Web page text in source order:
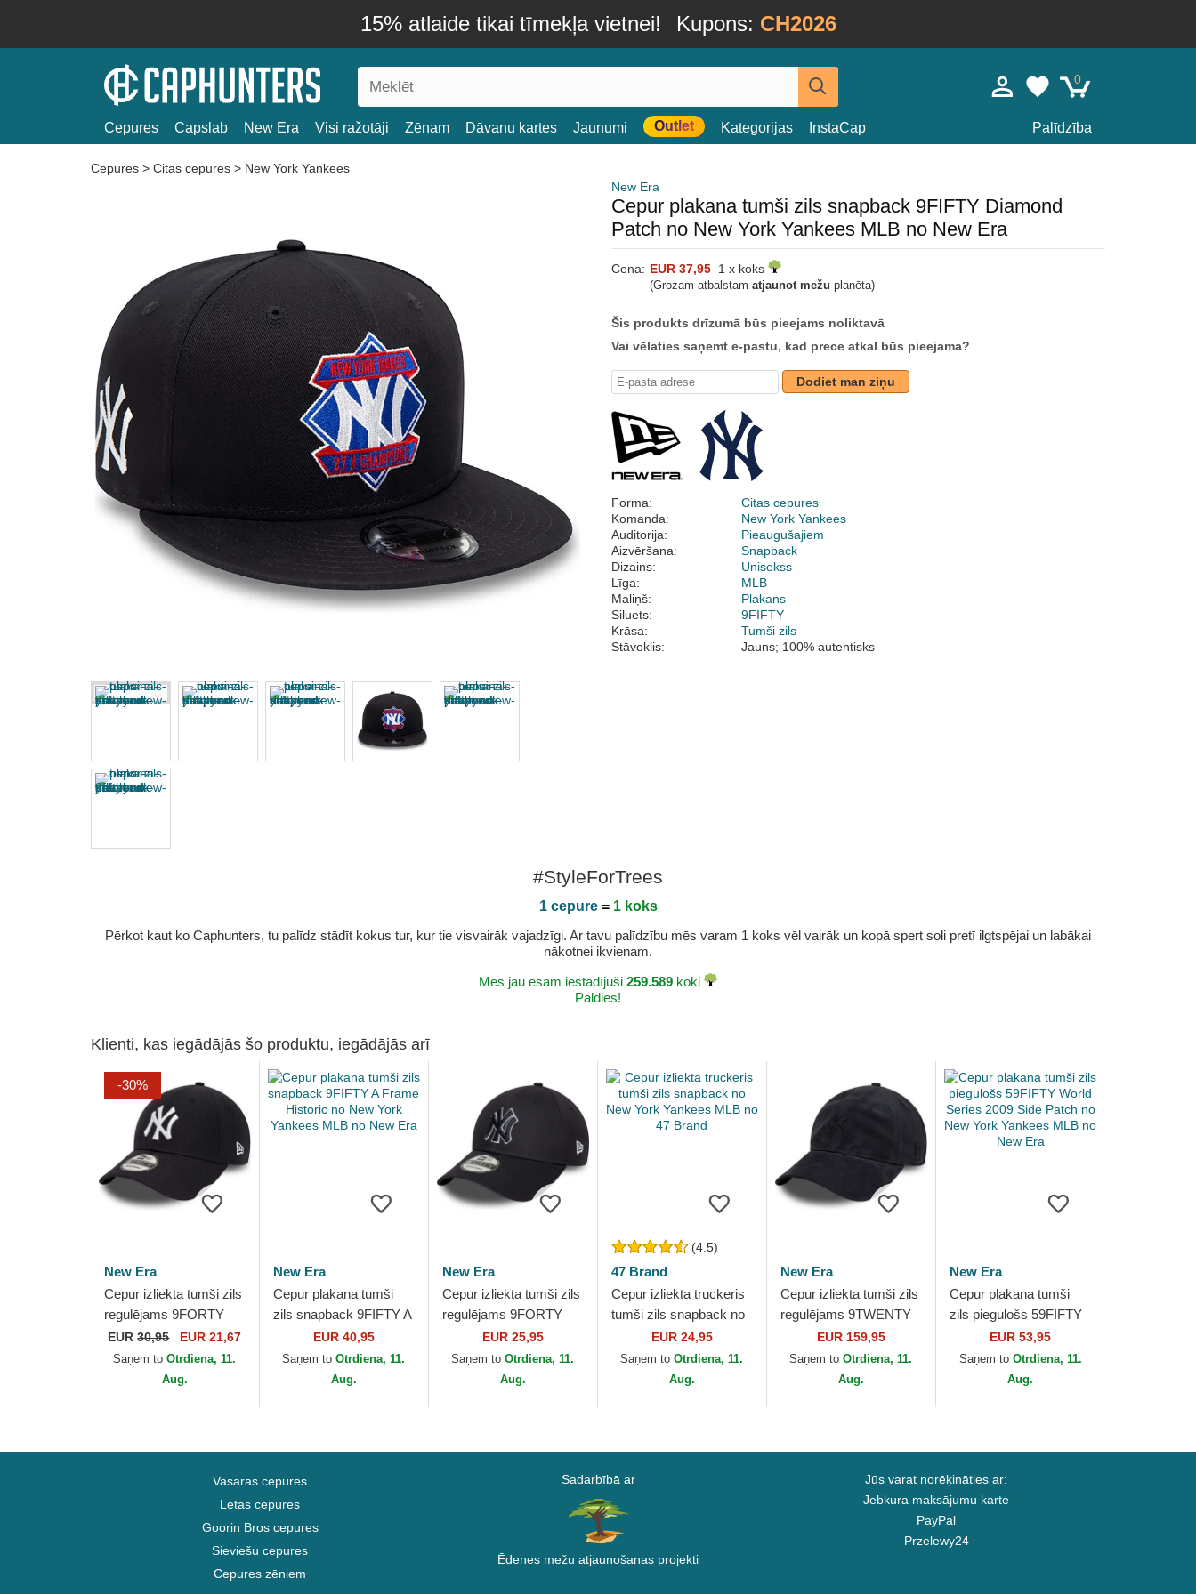
15% atlaide tikai tīmekļa vietnei! Kupons: CH2026
0
Cepures Capslab New Era Visi ražotāji Zēnam Dāvanu kartes Jaunumi Outlet Kategorijas InstaCap Palīdzība
Cepures > Citas cepures > New York Yankees
New Era
Cepur plakana tumši zils snapback 9FIFTY Diamond
Patch no New York Yankees MLB no New Era
Cena: EUR 37,95 1 x koks
(Grozam atbalstam atjaunot mežu planēta)
Šis produkts drīzumā būs pieejams noliktavā
Vai vēlaties saņemt e-pastu, kad prece atkal būs pieejama?
Dodiet man ziņu
Forma:
Citas cepures
Komanda:
New York Yankees
Auditorija:
Pieaugušajiem
Aizvēršana:
Snapback
Dizains:
Unisekss
Līga:
MLB
Maliņš:
Plakans
Siluets:
9FIFTY
Krāsa:
Tumši zils
Stāvoklis:
Jauns; 100% autentisks
#StyleForTrees
1 cepure= 1 koks
Pērkot kaut ko Caphunters, tu palīdz stādīt kokus tur, kur tie visvairāk vajadzīgi. Ar tavu palīdzību mēs varam 1 koks vēl vairāk un kopā spert soli pretī ilgtspējai un labākai
nākotnei ikvienam.
Mēs jau esam iestādījuši 259.589 koki
Paldies!
Klienti, kas iegādājās šo produktu, iegādājās arī
-30%
New Era
Cepur izliekta tumši zils
regulējams 9FORTY
Diamond Era Essential
no New York Yankees
MLB no New Era
EUR30,95 EUR 21,67
Saņem toOtrdiena, 11.
Aug.
New Era
Cepur plakana tumši
zils snapback 9FIFTY A
Frame Historic no New
York Yankees MLB no
EUR 40,95
Saņem toOtrdiena, 11.
Aug.
New Era
Cepur izliekta tumši zils
regulējams 9FORTY
Outline no New York
Yankees MLB no New
EUR 25,95
Saņem toOtrdiena, 11.
Aug.
(4.5)
47 Brand
Cepur izliekta truckeris
tumši zils snapback no
New York Yankees
MLB no 47 Brand
EUR 24,95
Saņem toOtrdiena, 11.
Aug.
New Era
Cepur izliekta tumši zils
regulējams 9TWENTY
Suede no New York
Yankees MLB no New
EUR 159,95
Saņem toOtrdiena, 11.
Aug.
New Era
Cepur plakana tumši
zils piegulošs 59FIFTY
World Series 2009 Side
Patch no New York
Yankees MLB...
EUR 53,95
Saņem to Otrdiena, 11.
Aug.
Vasaras cepures
Lētas cepures
Goorin Bros cepures
Sieviešu cepures
Cepures zēniem
Sadarbībā ar
Ēdenes mežu atjaunošanas projekti
Jūs varat norēķināties ar:
Jebkura maksājumu karte
PayPal
Przelewy24